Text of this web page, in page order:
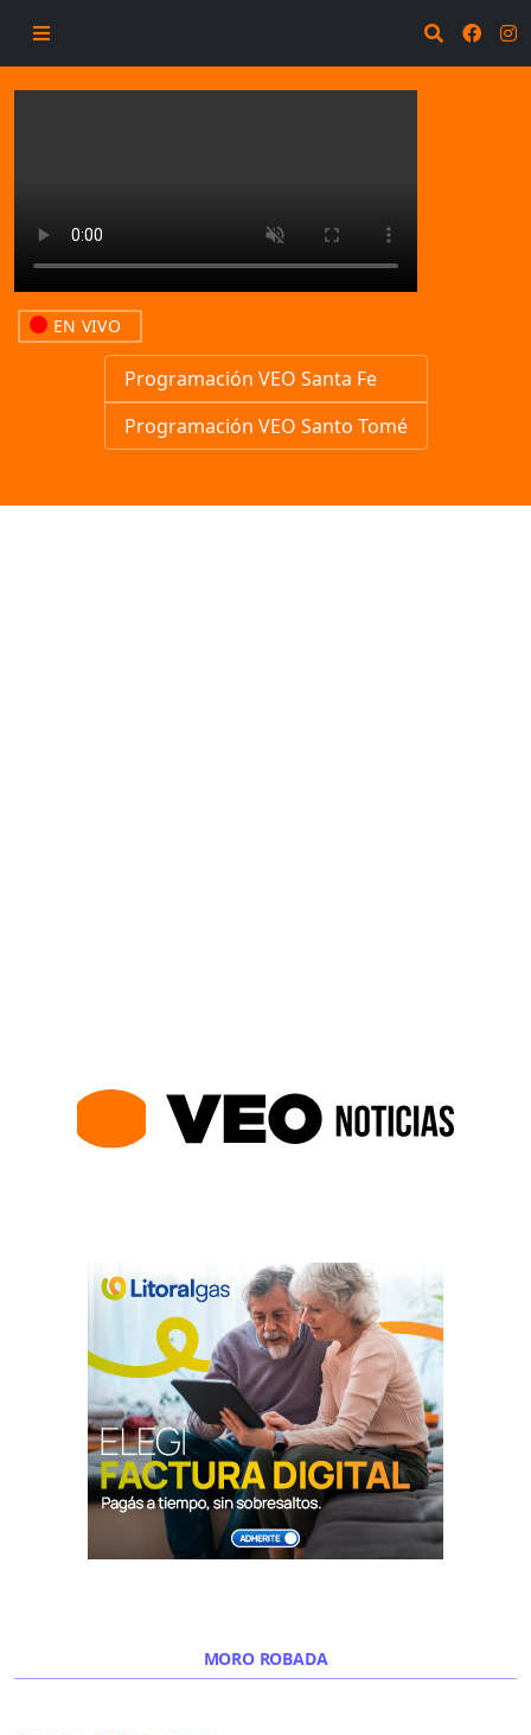
EN VIVO
Programación VEO Santa Fe
Programación VEO Santo Tomé
MORO ROBADA